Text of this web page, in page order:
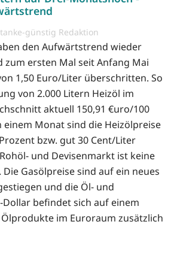
günstig Redaktion
den Aufwärtstrend wieder
ersten Mal seit Anfang Mai
1,50 Euro/Liter überschritten. So
von 2.000 Litern Heizöl im
aktuell 150,91 €uro/100
einem Monat sind die Heizölpreise
bzw. gut 30 Cent/Liter
und Devisenmarkt ist keine
Die Gasölpreise sind auf ein neues
und die Öl- und
befindet sich auf einem
im Euroraum zusätzlich